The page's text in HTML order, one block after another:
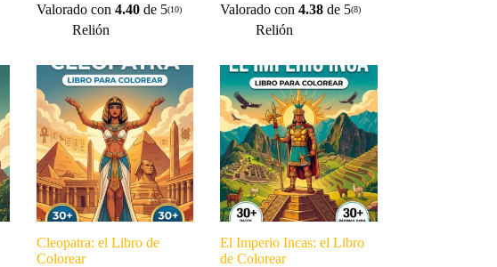
Valorado con4.40 de 5(10)
Relión
Valorado con4.38 de 5(8)
Relión
Cleopatra: el Libro de
Colorear
El Imperio Incas: el Libro
de Colorear